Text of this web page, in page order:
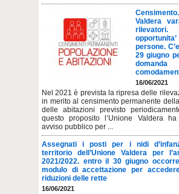
Valdera
persone.
29 giugno
16/06/2021
Nel 2021 è prevista la ripresa delle
in merito al censimento permanente
delle abitazioni previsto
questo proposito l’Unione Valdera
avviso pubblico per ...
Assegnati i posti per i nidi
territorio dell’Unione Valdera per
2021/2022. entro il 30 giugno
modulo di accettazione per
riduzioni delle rette
16/06/2021